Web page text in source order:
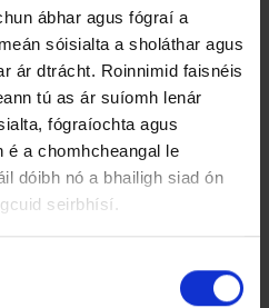
ábhar agus fógraí a
sóisialta a sholáthar agus
ár dtrácht. Roinnimid faisnéis
tú as ár suíomh lenár
fógraíochta agus
é a chomhcheangal le
dóibh nó a bhailigh siad ón
seirbhísí.
na Mí agus leis an
a dheimhniú gur
/ duine údaraithe a
i láthair, ina bhfuil
uathúil mar a
Contae Loch
an mhiondíoltóra a
sula ndéantar aon